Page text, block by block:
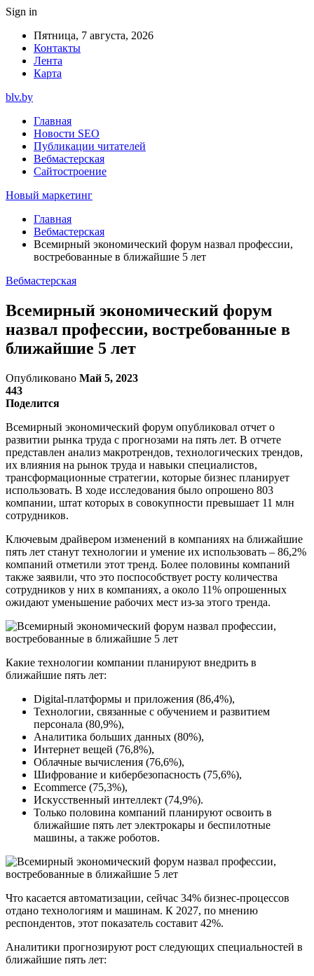
Sign in
Пятница, 7 августа, 2026
Контакты
Лента
Карта
blv.by
Главная
Новости SEO
Публикации читателей
Вебмастерская
Сайтостроение
Новый маркетинг
Главная
Вебмастерская
Всемирный экономический форум назвал профессии,
востребованные в ближайшие 5 лет
Вебмастерская
Всемирный экономический форум
назвал профессии, востребованные в
ближайшие 5 лет
Опубликовано Май 5, 2023
443
Поделится
Всемирный экономический форум опубликовал отчет о
развитии рынка труда с прогнозами на пять лет. В отчете
представлен анализ макротрендов, технологических трендов,
их влияния на рынок труда и навыки специалистов,
трансформационные стратегии, которые бизнес планирует
использовать. В ходе исследования было опрошено 803
компании, штат которых в совокупности превышает 11 млн
сотрудников.
Ключевым драйвером изменений в компаниях на ближайшие
пять лет станут технологии и умение их использовать – 86,2%
компаний отметили этот тренд. Более половины компаний
также заявили, что это поспособствует росту количества
сотрудников у них в компаниях, а около 11% опрошенных
ожидают уменьшение рабочих мест из-за этого тренда.
Какие технологии компании планируют внедрить в
ближайшие пять лет:
Digital-платформы и приложения (86,4%),
Технологии, связанные с обучением и развитием
персонала (80,9%),
Аналитика больших данных (80%),
Интернет вещей (76,8%),
Облачные вычисления (76,6%),
Шифрование и кибербезопасность (75,6%),
Ecommerce (75,3%),
Искусственный интеллект (74,9%).
Только половина компаний планируют освоить в
ближайшие пять лет электрокары и беспилотные
машины, а также роботов.
Что касается автоматизации, сейчас 34% бизнес-процессов
отдано технологиям и машинам. К 2027, по мнению
респондентов, этот показатель составит 42%.
Аналитики прогнозируют рост следующих специальностей в
ближайшие пять лет: